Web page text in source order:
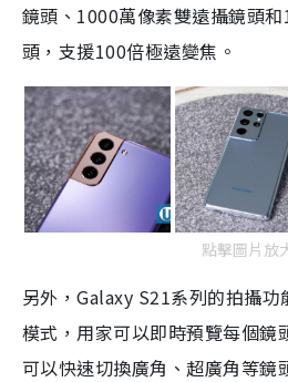
鏡頭、1000萬像素雙遠攝鏡頭
頭，支援100倍極遠變焦。
點擊圖片放
另外，Galaxy S21系列的拍攝功
模式，用家可以即時預覽每個鏡
可以快速切換廣角、超廣角等鏡